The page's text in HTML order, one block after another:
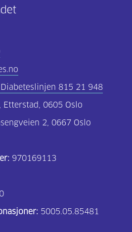
815 21 948
Etterstad, 0605 Oslo
2, 0667 Oslo
970169113
5005.05.85481